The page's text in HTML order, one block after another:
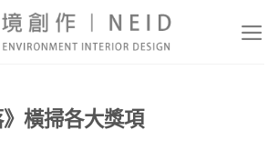
橫掃各大獎項